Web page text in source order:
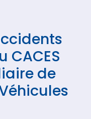
CACES
de